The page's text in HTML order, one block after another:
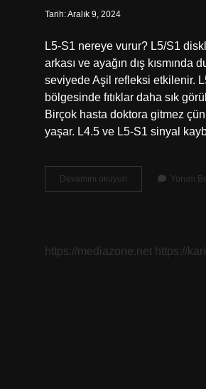
Tarih: Aralık 9, 2024
L5-S1 nereye vurur? L5/S1
arkası ve ayağın dış
seviyede Aşil refleksi etkilenir.
bölgesinde fıtıklar daha sık
Birçok hasta doktora gitmez
yaşar. L4.5 ve L5-S1 sinyal
Devamını okuyun
L5-
Yorum
https://mediazone.net https://